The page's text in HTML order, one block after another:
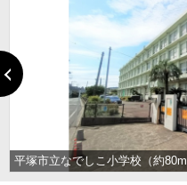
平塚市立なでしこ小学校（約80m